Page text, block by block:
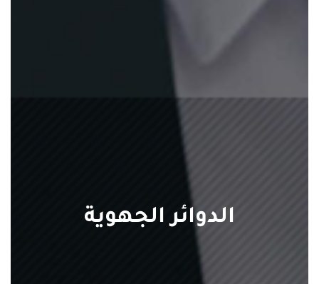
الدوائر الجهوية